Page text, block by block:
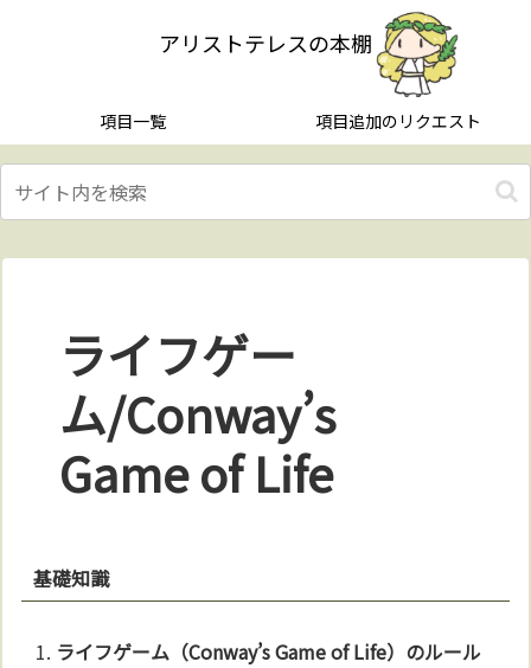
アリストテレスの本棚
項目一覧 項目追加のリクエスト
ライフゲー
ム/Conway’s
Game of Life
基礎知識
ライフゲーム （Conway’s Game of Life）のルール